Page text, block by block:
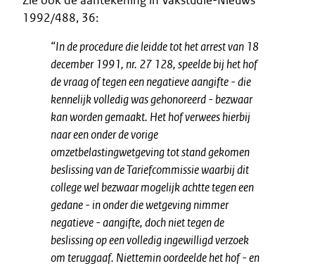
1992/488, 36:
“In de procedure die leidde tot het arrest van 18
december 1991, nr. 27 128, speelde bij het hof
de vraag of tegen een negatieve aangifte - die
kennelijk volledig was gehonoreerd - bezwaar
kan worden gemaakt. Het hof verwees hierbij
naar een onder de vorige
omzetbelastingwetgeving tot stand gekomen
beslissing van de Tariefcommissie waarbij dit
college wel bezwaar mogelijk achtte tegen een
gedane - in onder die wetgeving nimmer
negatieve - aangifte, doch niet tegen de
beslissing op een volledig ingewilligd verzoek
om teruggaaf. Niettemin oordeelde het hof - en